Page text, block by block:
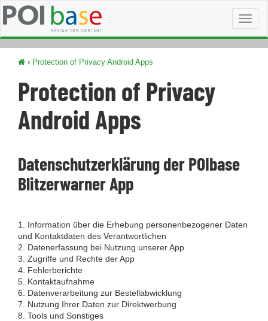
› Protection of Privacy Android Apps
Protection of Privacy
Android Apps
Datenschutzerklärung der POIbase
Blitzerwarner App
1. Information über die Erhebung personenbezogener Daten
und Kontaktdaten des Verantwortlichen
2. Datenerfassung bei Nutzung unserer App
3. Zugriffe und Rechte der App
4. Fehlerberichte
5. Kontaktaufnahme
6. Datenverarbeitung zur Bestellabwicklung
7. Nutzung Ihrer Daten zur Direktwerbung
8. Tools und Sonstiges